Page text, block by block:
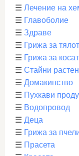
☰ Лечение на
☰ Главоболие
☰ Здраве
☰ Грижа за
☰ Грижа за
☰ Стайни
☰ Домакинство
☰ Пухкави
☰ Водопровод
☰ Деца
☰ Грижа за
☰ Прасета